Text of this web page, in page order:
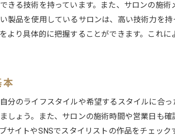
施術の迅速さが売りの美容室情報
アクセスに便利な美容室のメリット
練馬区で人気のスタイリストを探す
自分に合うスタイリストの見つけ方
きる技術を持っています。また、サロンの施
製品を使用しているサロンは、高い技術力を
より具体的に把握することができます。これ
分のライフスタイルや希望するスタイルに合
しょう。また、サロンの施術時間や営業日も
サイトやSNSでスタイリストの作品をチェッ